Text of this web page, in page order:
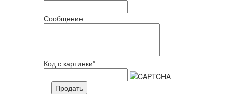
Сообщение
Код с картинки*
Продать